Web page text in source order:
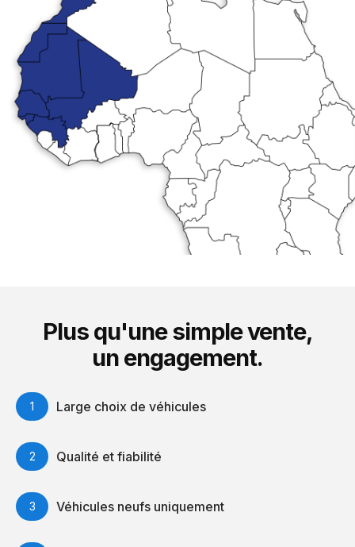
Plus qu'une simple vente,
un engagement.
Large choix de véhicules
Qualité et fiabilité
Véhicules neufs uniquement